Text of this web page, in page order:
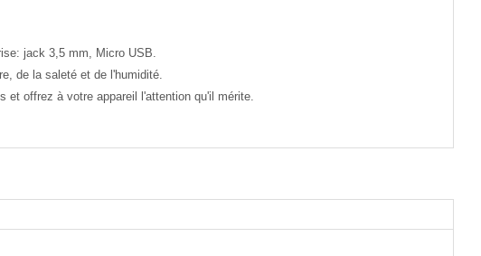
jack 3,5 mm, Micro USB.
de la saleté et de l'humidité.
offrez à votre appareil l'attention qu'il mérite.